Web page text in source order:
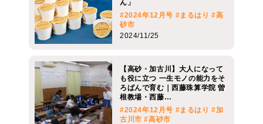
ん」
#2024年12月号 #まるはり #高
砂市
2024/11/25
【高砂・加古川】大人になって
も役に立つ 一生モノの能力をそ
ろばんで育む｜西藤珠算学院 曽
根教場・西藤…
#2024年12月号 #まるはり #加
古川市 #高砂市